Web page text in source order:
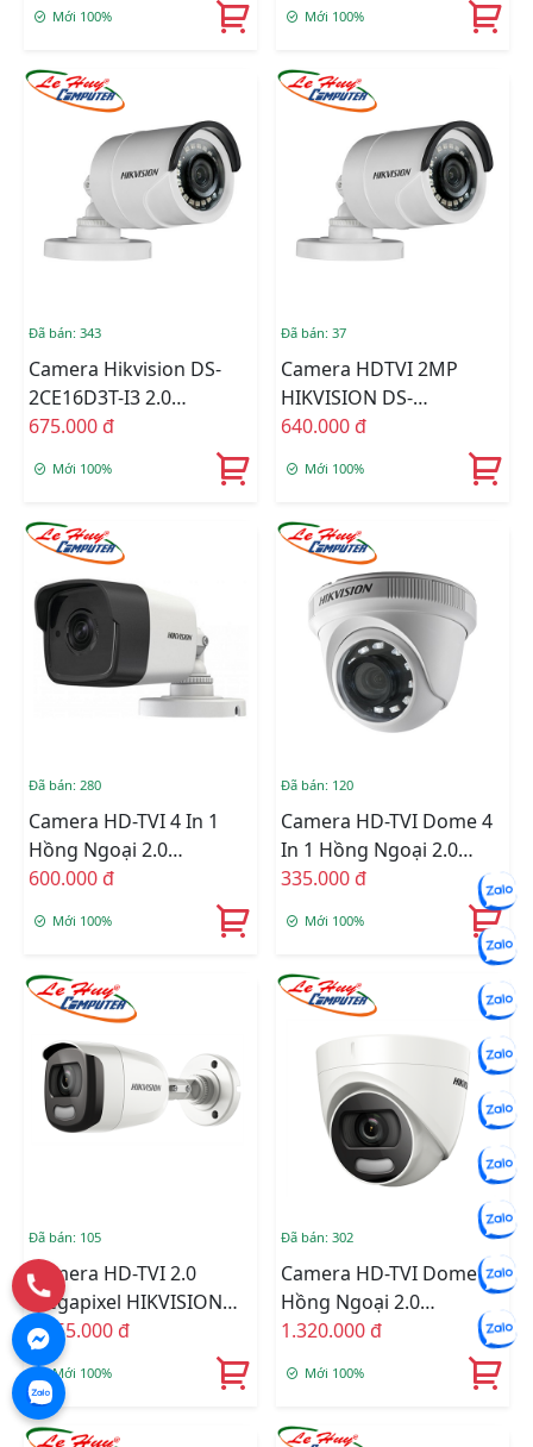
Mới 100% Mới 100%
Đã bán: 343
Camera Hikvision DS-
2CE16D3T-I3 2.0
Megapixel
675.000 đ
Mới 100%
Đã bán: 37
Camera HDTVI 2MP
HIKVISION DS-
2CE16D3T-I3P
640.000 đ
Mới 100%
Đã bán: 280
Camera HD-TVI 4 In 1
Hồng Ngoại 2.0
Megapixel HIKVISION
600.000 đ
Mới 100%
Đã bán: 120
Camera HD-TVI Dome 4
In 1 Hồng Ngoại 2.0
Megapixel HIKVISION
335.000 đ
Mới 100%
Đã bán: 105
Camera HD-TVI 2.0
Megapixel HIKVISION
DS-2CE12DFT-F
1.455.000 đ
Mới 100%
Đã bán: 302
Camera HD-TVI Dome
Hồng Ngoại 2.0
Megapixel HIKVISION
1.320.000 đ
Mới 100%